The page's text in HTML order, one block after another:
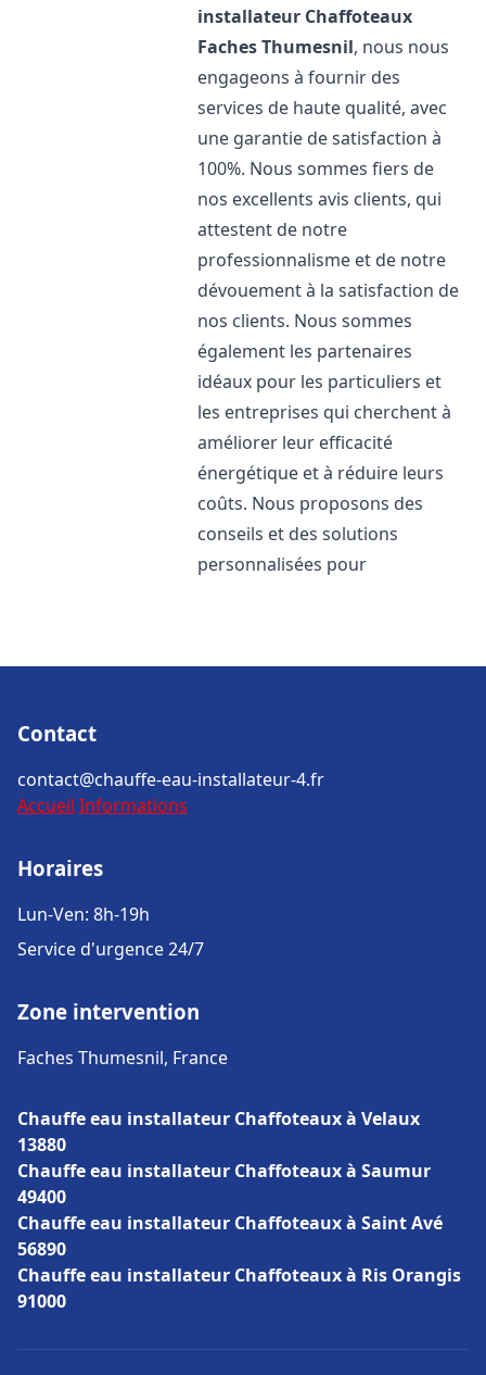
installateur Chaffoteaux
Faches Thumesnil, nous nous
engageons à fournir des
services de haute qualité, avec
une garantie de satisfaction à
100%. Nous sommes fiers de
nos excellents avis clients, qui
attestent de notre
professionnalisme et de notre
dévouement à la satisfaction de
nos clients. Nous sommes
également les partenaires
idéaux pour les particuliers et
les entreprises qui cherchent à
améliorer leur efficacité
énergétique et à réduire leurs
coûts. Nous proposons des
conseils et des solutions
personnalisées pour
Contact
contact@chauffe-eau-installateur-4.fr
Accueil Informations
Horaires
Lun-Ven: 8h-19h
Service d'urgence 24/7
Zone intervention
Faches Thumesnil, France
Chauffe eau installateur Chaffoteaux à Velaux
13880
Chauffe eau installateur Chaffoteaux à Saumur
49400
Chauffe eau installateur Chaffoteaux à Saint Avé
56890
Chauffe eau installateur Chaffoteaux à Ris Orangis
91000